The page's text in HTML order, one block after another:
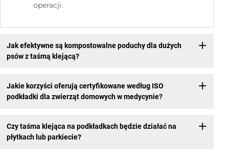
operacji.
Jak efektywne są kompostowalne poduchy dla dużych
psów z taśmą klejącą?
Jakie korzyści oferują certyfikowane według ISO
podkładki dla zwierząt domowych w medycynie?
Czy taśma klejąca na podkładkach będzie działać na
płytkach lub parkiecie?